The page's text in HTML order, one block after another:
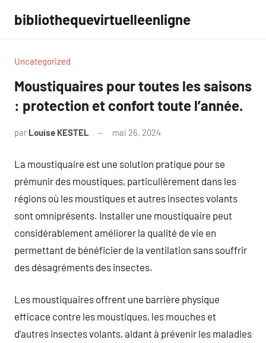
contenu
bibliothequevirtuelleenligne
Uncategorized
Moustiquaires pour toutes les saisons
: protection et confort toute l’année.
par Louise KESTEL mai 26, 2024
La moustiquaire est une solution pratique pour se
prémunir des moustiques, particulièrement dans les
régions où les moustiques et autres insectes volants
sont omniprésents. Installer une moustiquaire peut
considérablement améliorer la qualité de vie en
permettant de bénéficier de la ventilation sans souffrir
des désagréments des insectes.
Les moustiquaires offrent une barrière physique
efficace contre les moustiques, les mouches et
d’autres insectes volants, aidant à prévenir les maladies